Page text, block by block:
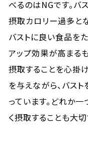
べるのはNGです。バ
摂取カロリー過多とな
バストに良い食品を
アップ効果が高まる
摂取することを心掛
を与えながら、バス
っています。どれか
く摂取することも大切